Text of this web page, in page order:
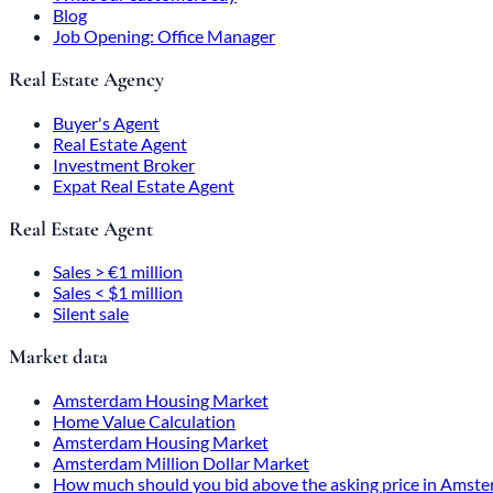
Blog
Job Opening: Office Manager
Real Estate Agency
Buyer's Agent
Real Estate Agent
Investment Broker
Expat Real Estate Agent
Real Estate Agent
Sales > €1 million
Sales < $1 million
Silent sale
Market data
Amsterdam Housing Market
Home Value Calculation
Amsterdam Housing Market
Amsterdam Million Dollar Market
How much should you bid above the asking price in